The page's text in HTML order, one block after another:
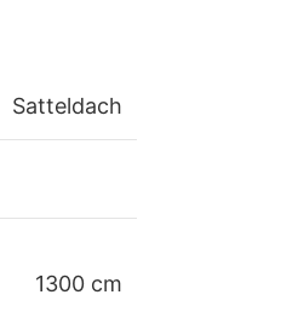
Satteldach
1300 cm